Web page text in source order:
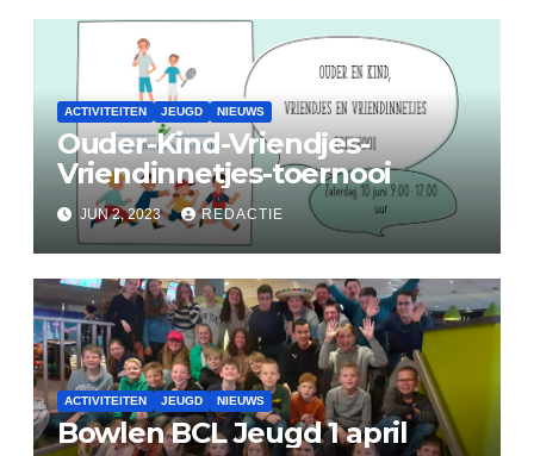
ACTIVITEITEN JEUGD NIEUWS
Ouder-Kind-Vriendjes-
Vriendinnetjes-toernooi
JUN 2, 2023 REDACTIE
ACTIVITEITEN JEUGD NIEUWS
Bowlen BCL Jeugd 1 april